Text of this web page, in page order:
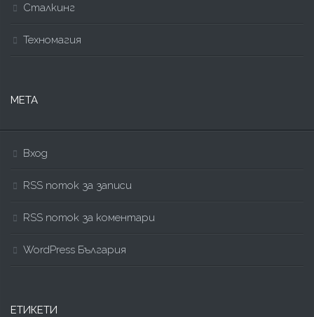
Сталкинг
Техномагия
МЕТА
Вход
RSS поток за записи
RSS поток за коментари
WordPress България
ЕТИКЕТИ